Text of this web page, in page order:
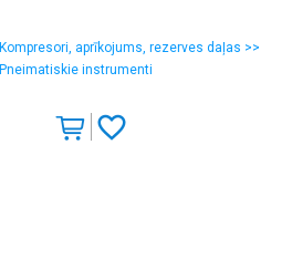
Kompresori, aprīkojums, rezerves daļas >>
Pneimatiskie instrumenti